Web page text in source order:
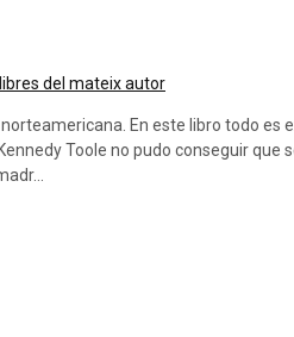
del mateix autor
En este libro todo es
Toole no pudo conseguir que